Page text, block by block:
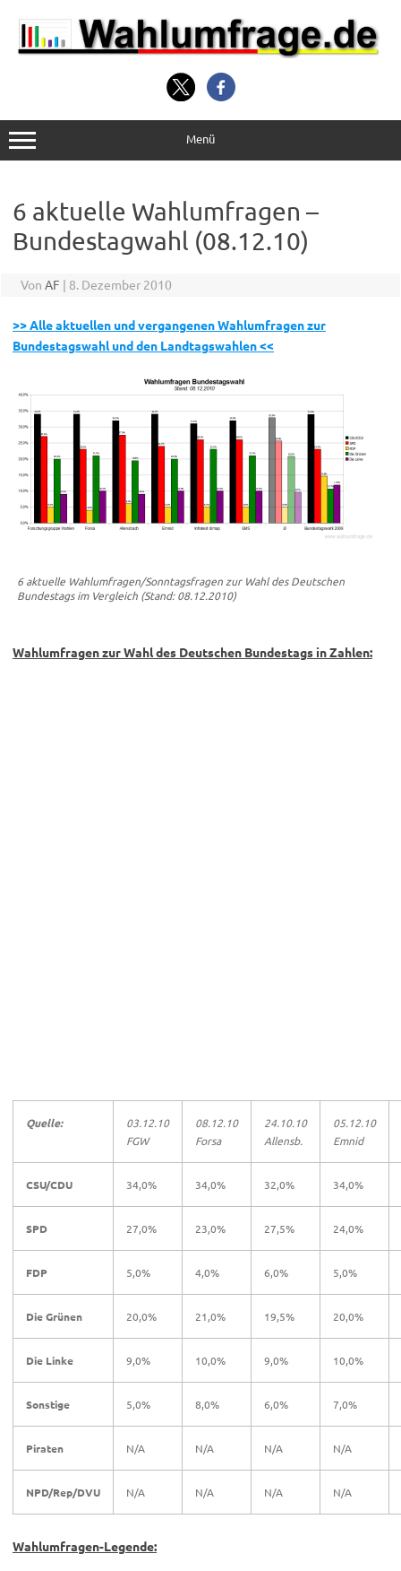
Inhalt
springen
Menü
6 aktuelle Wahlumfragen –
Bundestagwahl (08.12.10)
Von AF | 8. Dezember 2010
>> Alle aktuellen und vergangenen Wahlumfragen zur
Bundestagswahl und den Landtagswahlen <<
6 aktuelle Wahlumfragen/Sonntagsfragen zur Wahl des Deutschen
Bundestags im Vergleich (Stand: 08.12.2010)
Wahlumfragen zur Wahl des Deutschen Bundestags in Zahlen:
Quelle:
03.12.10
FGW
08.12.10
Forsa
24.10.10
Allensb.
05.12.10
Emnid
CSU/CDU 34,0% 34,0% 32,0% 34,0%
SPD 27,0% 23,0% 27,5% 24,0%
FDP 5,0% 4,0% 6,0% 5,0%
Die Grünen 20,0% 21,0% 19,5% 20,0%
Die Linke 9,0% 10,0% 9,0% 10,0%
Sonstige 5,0% 8,0% 6,0% 7,0%
Piraten N/A N/A N/A N/A
NPD/Rep/DVU N/A N/A N/A N/A
Wahlumfragen-Legende: